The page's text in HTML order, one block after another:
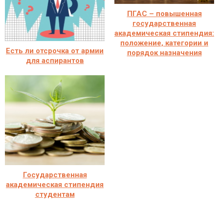
Есть ли отсрочка от армии
для аспирантов
ПГАС – повышенная
государственная
академическая стипендия:
положение, категории и
порядок назначения
Государственная
академическая стипендия
студентам